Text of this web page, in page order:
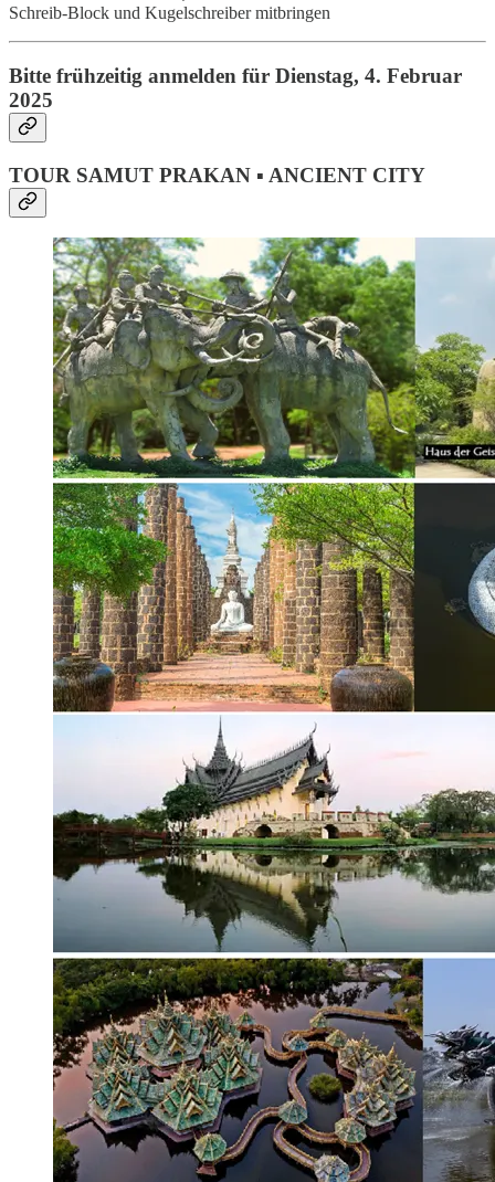
Schreib-Block und Kugelschreiber mitbringen
Bitte frühzeitig anmelden für Dienstag, 4. Februar
2025
TOUR SAMUT PRAKAN ▪ ANCIENT CITY